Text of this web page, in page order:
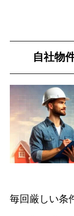
自社物
毎回厳しい条